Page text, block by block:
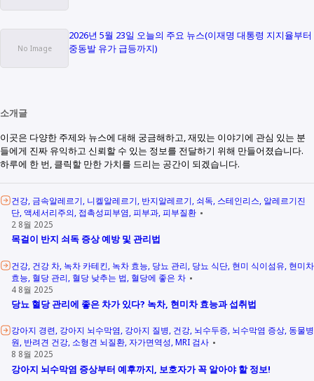
2026년 5월 23일 오늘의 주요 뉴스(이재명 대통령 지지율부터
중동발 유가 급등까지)
소개글
이곳은 다양한 주제와 뉴스에 대해 궁금해하고, 재밌는 이야기에 관심 있는 분
들에게 진짜 유익하고 신뢰할 수 있는 정보를 전달하기 위해 만들어졌습니다.
하루에 한 번, 클릭할 만한 가치를 드리는 공간이 되겠습니다.
건강 금속알레르기 니켈알레르기 반지알레르기 쇠독 스테인리스 알레르기진
단 액세서리주의 접촉성피부염 피부과 피부질환
2 8월 2025
목걸이 반지 쇠독 증상 예방 및 관리법
건강 건강 차 녹차 카테킨 녹차 효능 당뇨 관리 당뇨 식단 현미 식이섬유 현미차
효능 혈당 관리 혈당 낮추는 법 혈당에 좋은 차
4 8월 2025
당뇨 혈당 관리에 좋은 차가 있다? 녹차, 현미차 효능과 섭취법
강아지 경련 강아지 뇌수막염 강아지 질병 건강 뇌수두증 뇌수막염 증상 동물병
원 반려견 건강 소형견 뇌질환 자가면역성 MRI 검사
8 8월 2025
강아지 뇌수막염 증상부터 예후까지, 보호자가 꼭 알아야 할 정보!